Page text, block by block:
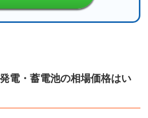
電・蓄電池の相場価格はい